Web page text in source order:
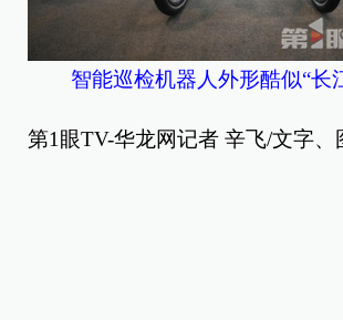
智能巡检机器人外形酷似“长
第1眼TV-华龙网记者 辛飞/文字、